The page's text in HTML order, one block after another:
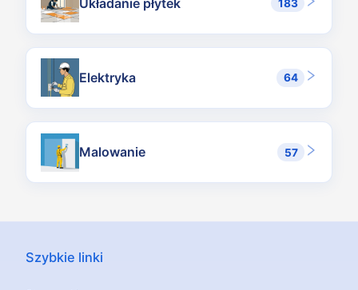
Jakie są najczęstsze błędy na budowie?
Pęknięcia w miejscach łączeń z powodu braku taśm
Ile trwa wykonanie kondygnacji o powierzchni 100 m² ścian?
Ścianki standard: 2–3 dni dla doświadczonego dwuosobowego
183
Elektryka 64
Malowanie 57
Szybkie linki